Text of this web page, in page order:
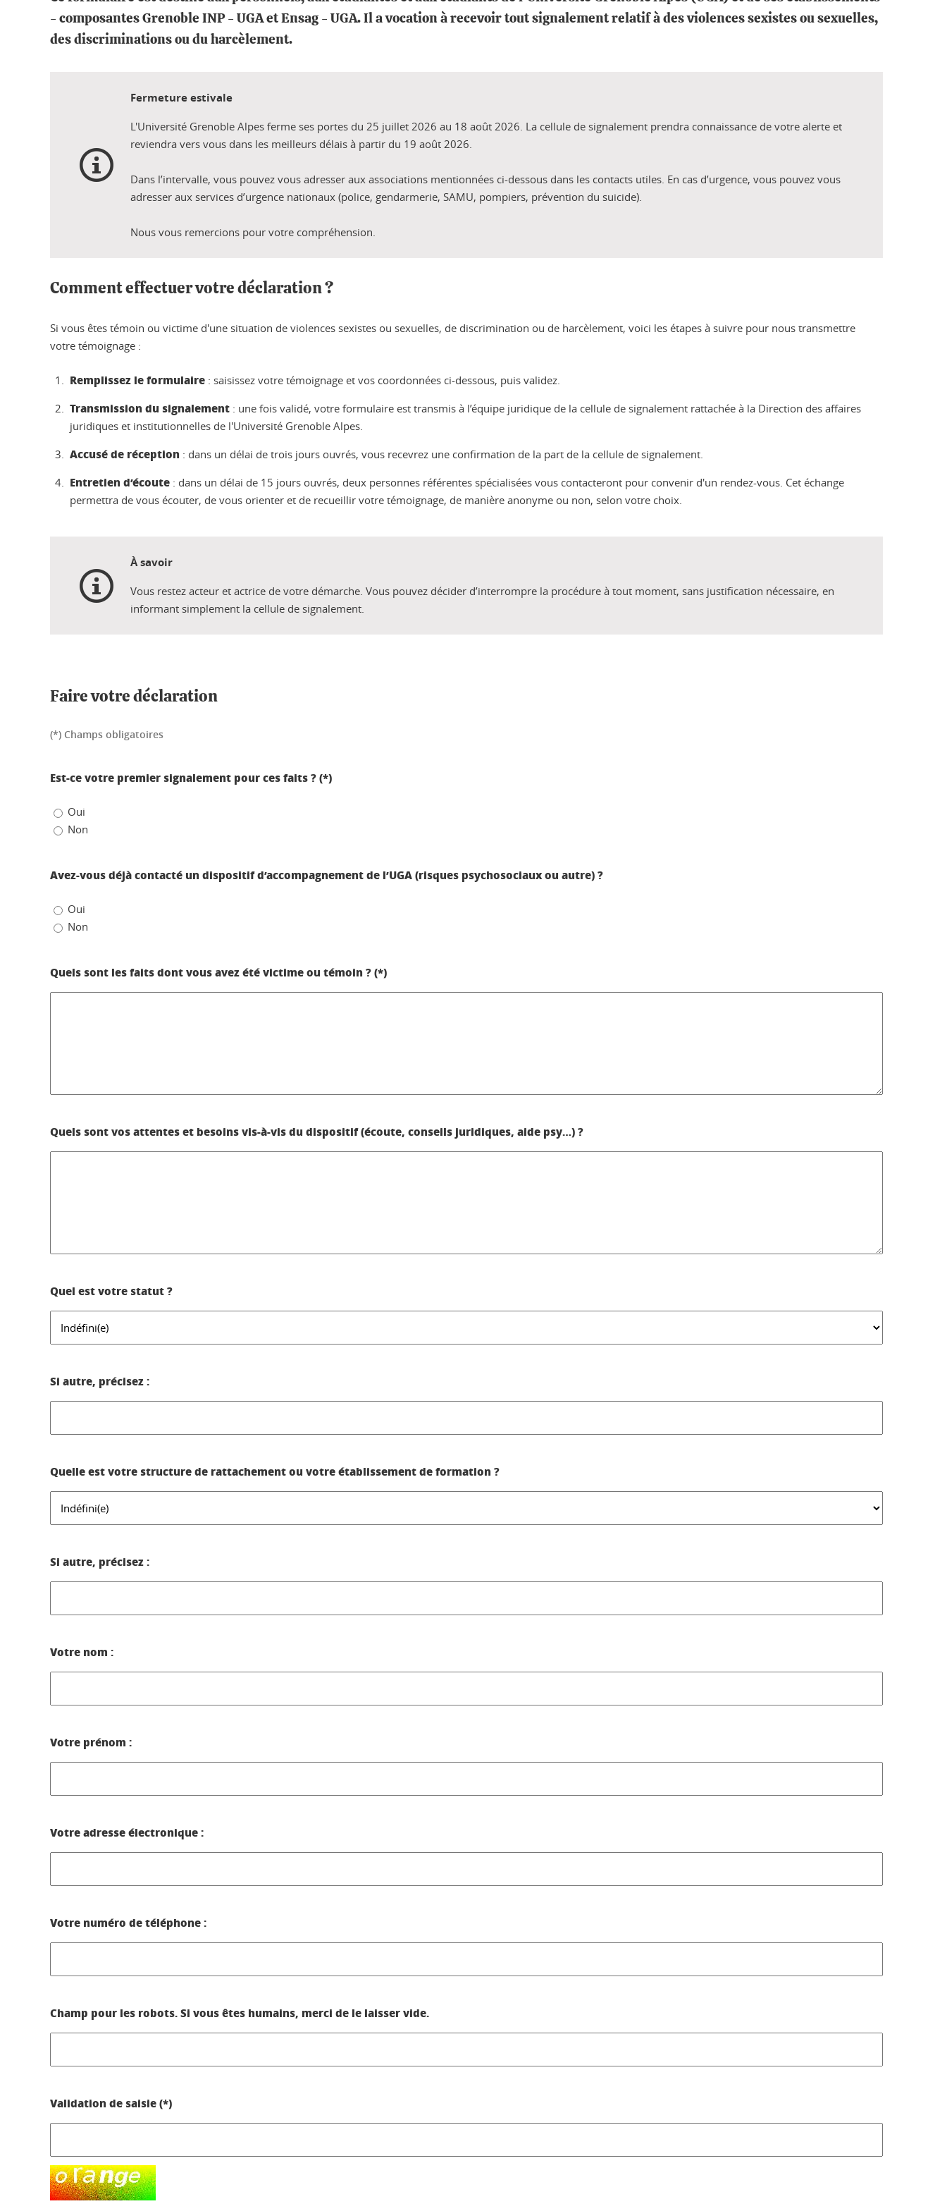
- composantes Grenoble INP - UGA et Ensag - UGA. Il a vocation à recevoir tout signalement relatif à des violences sexistes ou sexuelles,
des discriminations ou du harcèlement.
Fermeture estivale
L'Université Grenoble Alpes ferme ses portes du 25 juillet 2026 au 18 août 2026. La cellule de signalement prendra connaissance de votre alerte et
reviendra vers vous dans les meilleurs délais à partir du 19 août 2026.
Dans l’intervalle, vous pouvez vous adresser aux associations mentionnées ci-dessous dans les contacts utiles. En cas d’urgence, vous pouvez vous
adresser aux services d’urgence nationaux (police, gendarmerie, SAMU, pompiers, prévention du suicide).
Nous vous remercions pour votre compréhension.
Comment effectuer votre déclaration ?
Si vous êtes témoin ou victime d'une situation de violences sexistes ou sexuelles, de discrimination ou de harcèlement, voici les étapes à suivre pour nous transmettre
votre témoignage :
Remplissez le formulaire : saisissez votre témoignage et vos coordonnées ci-dessous, puis validez.
Transmission du signalement : une fois validé, votre formulaire est transmis à l’équipe juridique de la cellule de signalement rattachée à la Direction des affaires
juridiques et institutionnelles de l'Université Grenoble Alpes.
Accusé de réception : dans un délai de trois jours ouvrés, vous recevrez une confirmation de la part de la cellule de signalement.
Entretien d’écoute : dans un délai de 15 jours ouvrés, deux personnes référentes spécialisées vous contacteront pour convenir d'un rendez-vous. Cet échange
permettra de vous écouter, de vous orienter et de recueillir votre témoignage, de manière anonyme ou non, selon votre choix.
À savoir
Vous restez acteur et actrice de votre démarche. Vous pouvez décider d’interrompre la procédure à tout moment, sans justification nécessaire, en
informant simplement la cellule de signalement.
Faire votre déclaration
(*) Champs obligatoires
Est-ce votre premier signalement pour ces faits ? (*)
Oui
Non
Avez-vous déjà contacté un dispositif d’accompagnement de l’UGA (risques psychosociaux ou autre) ?
Oui
Non
Quels sont les faits dont vous avez été victime ou témoin ? (*)
Quels sont vos attentes et besoins vis-à-vis du dispositif (écoute, conseils juridiques, aide psy…) ?
Quel est votre statut ?
Si autre, précisez :
Quelle est votre structure de rattachement ou votre établissement de formation ?
Si autre, précisez :
Votre nom :
Votre prénom :
Votre adresse électronique :
Votre numéro de téléphone :
Champ pour les robots. Si vous êtes humains, merci de le laisser vide.
Validation de saisie (*)